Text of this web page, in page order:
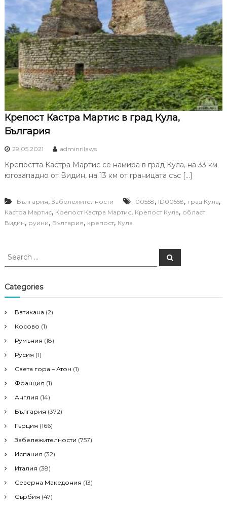
Крепост Кастра Мартис в град Кула,
България
29.05.2021 adminrilaws
Крепостта Кастра Мартис се намира в град Кула, на 33 км
югозападно от Видин, на 13 км от границата със […]
България, Забележителности 00558, ID00558, град Кула,
Кастра Мартис, Крепост Кастра Мартис, Крепост Кула, област
Видин, руини, България, крепост, Кула
S
r
c
f
o
r
S
e
Categories
Ватикана (2)
Косово (1)
Румъния (18)
Русия (1)
Света гора – Атон (1)
Франция (1)
Англия (14)
България (372)
Гърция (166)
Забележителности (757)
Испания (32)
Италия (38)
Северна Македония (13)
Сърбия (47)